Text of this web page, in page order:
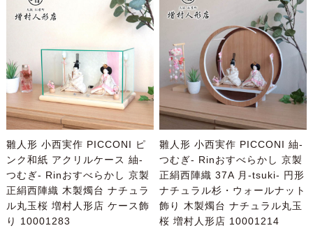
雛人形 小西実作 PICCONI ピ
ンク和紙 アクリルケース 紬-
つむぎ- Rinおすべらかし 京製
正絹西陣織 木製燭台 ナチュラ
ル丸玉桜 増村人形店 ケース飾
り 10001283
雛人形 小西実作 PICCONI 紬-
つむぎ- Rinおすべらかし 京製
正絹西陣織 37A 月-tsuki- 円形
ナチュラル杉・ウォールナット
飾り 木製燭台 ナチュラル丸玉
桜 増村人形店 10001214